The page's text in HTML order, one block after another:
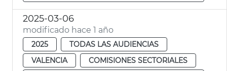
2025-03-06
modificado hace 1 año
2025
TODAS LAS AUDIENCIAS
VALENCIA
COMISIONES SECTORIALES